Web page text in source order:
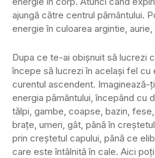
ajungă către centrul pământului.
energie în culoarea argintie,
Dupa ce te-ai obișnuit să lucrezi
începe să lucrezi în același fel cu
curentul ascendent. Imaginează-
energia pământului, începând cu
tălpi, gambe, coapse, bazin,
brațe, umeri, gât, până în
prin creștetul capului, până ce
care este întâlnită în cale. Aici